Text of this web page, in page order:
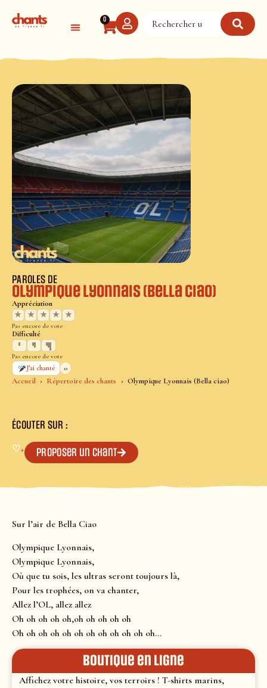
0
Accueil Répertoire des chants Olympique Lyonnais (Bella ciao)
PAROLES DE
Olympique Lyonnais (Bella ciao)
Appréciation
★
★ ★ ★ ★
Pas encore de vote
Difficulté
Pas encore de vote
J’ai chanté
0
ÉCOUTER SUR :
♡+ Proposer un chant
Sur l’air de Bella Ciao
Olympique Lyonnais,
Olympique Lyonnais,
Où que tu sois, les ultras seront toujours là,
Pour les trophées, on va chanter,
Allez l’OL, allez allez
Oh oh oh oh oh,oh oh oh oh oh
Oh oh oh oh oh oh oh oh oh oh oh oh…
Boutique en ligne
Affichez votre histoire, vos terroirs ! T-shirts marins,